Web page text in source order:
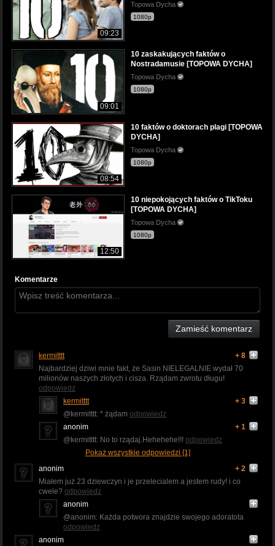
09:23
Topowa Dycha
1080p
09:01
10 zaskakujących faktów o
Nostradamusie [TOPOWA DYCHA]
Topowa Dycha
1080p
08:54
10 faktów o doktorach plagi [TOPOWA
DYCHA]
Topowa Dycha
1080p
12:50
10 niepokojących faktów o TikToku
[TOPOWA DYCHA]
Topowa Dycha
1080p
Komentarze
Zamieść komentarz
kermitttt
+ 8
Najbardziej dziwi mnie fakt, że Sasin NIELEGALNIE wydał 70
milionów naszych złotych i cisza. Rządam zwrotu długu!
odpowiedz
kermitttt
+ 3
@kermitttt: * żądam odpowiedz
anonim
+ 1
@kermitttt: No to rządaj.Hehehehe!!! odpowiedz
Pokaż wszystkie odpowiedzi [1]
anonim
+ 2
Miałem już 23 dziewczyn i je przelecialem a jestem rudy! i co
cwele? odpowiedz
anonim
@anonim: Każda potwora znajdzie swojego adoratota
odpowiedz
anonim